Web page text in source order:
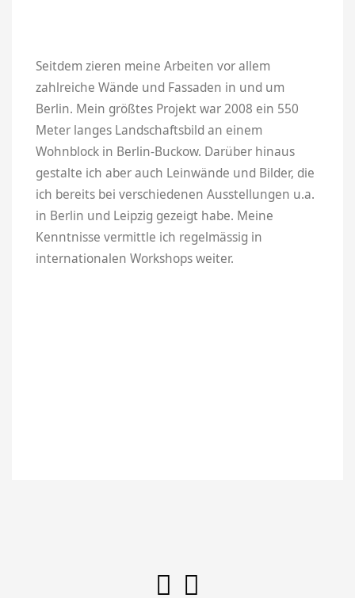
Seitdem zieren meine Arbeiten vor allem
zahlreiche Wände und Fassaden in und um
Berlin. Mein größtes Projekt war 2008 ein 550
Meter langes Landschaftsbild an einem
Wohnblock in Berlin-Buckow. Darüber hinaus
gestalte ich aber auch Leinwände und Bilder, die
ich bereits bei verschiedenen Ausstellungen u.a.
in Berlin und Leipzig gezeigt habe. Meine
Kenntnisse vermittle ich regelmässig in
internationalen Workshops weiter.